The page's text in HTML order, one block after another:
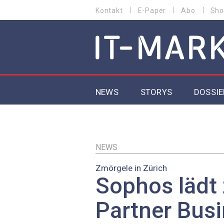
zum
MENU
Kontakt E-Paper Abo
MAIN NAVIGATION
NEWS STORYS
EU-
NEWS
Zmörgele in Zürich
Sophos lädt
Partner